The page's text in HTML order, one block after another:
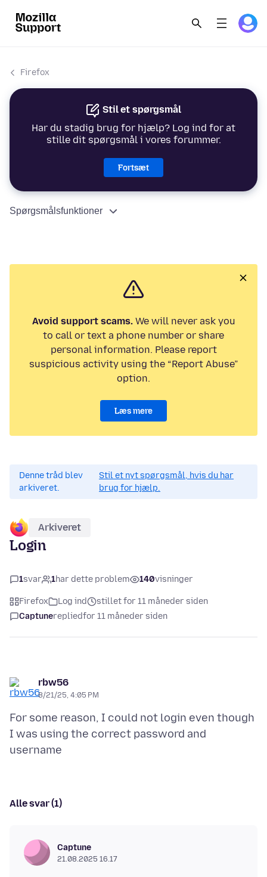
Firefox
Stil et spørgsmål
Har du stadig brug for hjælp? Log ind for at
stille dit spørgsmål i vores forummer.
Fortsæt
Spørgsmålsfunktioner
Avoid support scams.We will never ask you
to call or text a phone number or share
personal information. Please report
suspicious activity using the “Report Abuse”
option.
Læs mere
Denne tråd blev
arkiveret.
Stil et nyt spørgsmål, hvis du har
brug for hjælp.
Arkiveret
Login
1svar 1har dette problem 140visninger
Firefox Log ind
stillet for 11 måneder siden
Captunerepliedfor 11 måneder siden
rbw56
8/21/25, 4:05 PM
For some reason, I could not login even though
I was using the correct password and
Alle svar (1)
Captune
21.08.2025 16.17